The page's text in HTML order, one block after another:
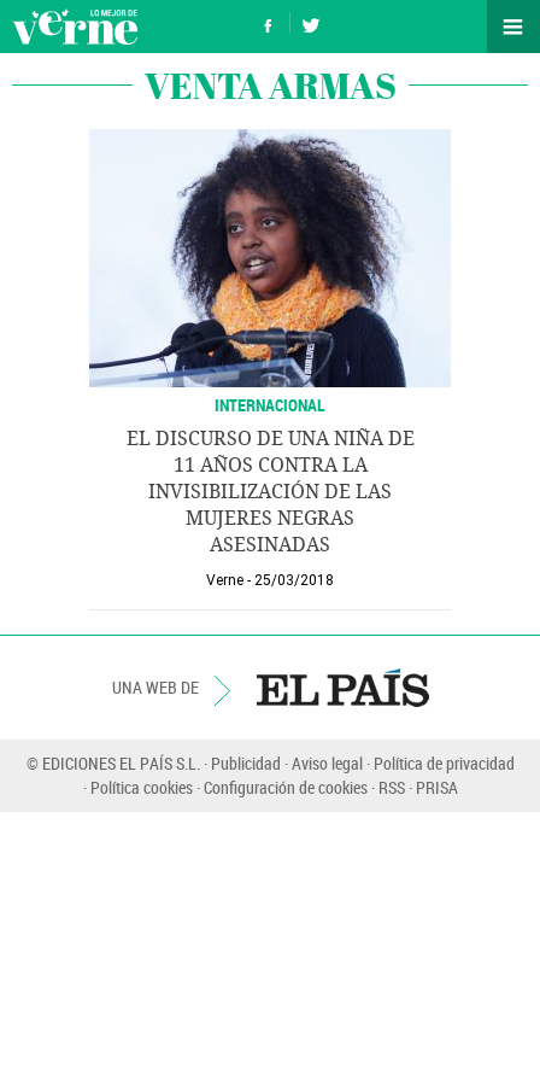
VENTA ARMAS
INTERNACIONAL
EL DISCURSO DE UNA NIÑA DE
11 AÑOS CONTRA LA
INVISIBILIZACIÓN DE LAS
MUJERES NEGRAS
ASESINADAS
Verne 25/03/2018
UNA WEB DE
© EDICIONES EL PAÍS S.L. Publicidad Aviso legal Política de privacidad
Política cookies Configuración de cookies RSS PRISA